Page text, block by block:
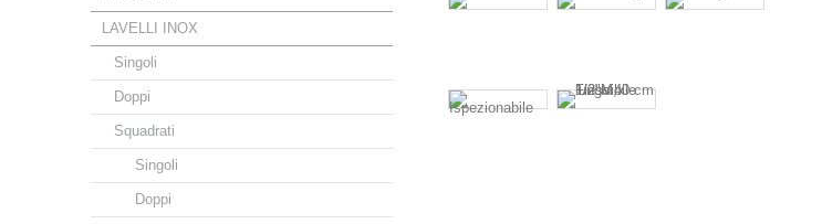
LAVELLI INOX
Singoli
Doppi
Squadrati
Singoli
Doppi